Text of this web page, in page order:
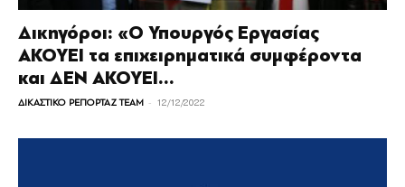
Δικηγόροι: «Ο Υπουργός Εργασίας
ΑΚΟΥΕΙ τα επιχειρηματικά συμφέροντα
και ΔΕΝ ΑΚΟΥΕΙ...
ΔΙΚΑΣΤΙΚΟ ΡΕΠΟΡΤΑΖ TEAM - 12/12/2022